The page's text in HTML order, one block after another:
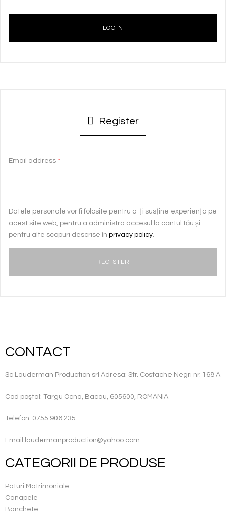
Register
Email address *
Datele personale vor fi folosite pentru a-ți susține experiența pe
acest site web, pentru a administra accesul la contul tău și
pentru alte scopuri descrise în privacy policy.
CONTACT
Sc Lauderman Production srl Adresa: Str. Costache Negri nr. 168 A
Cod poştal: Targu Ocna, Bacau, 605600, ROMANIA
Telefon: 0755 906 235
Email:laudermanproduction@yahoo.com
CATEGORII DE PRODUSE
Paturi Matrimoniale
Canapele
Banchete